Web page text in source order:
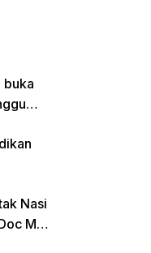
buka
Nasi
Ms.